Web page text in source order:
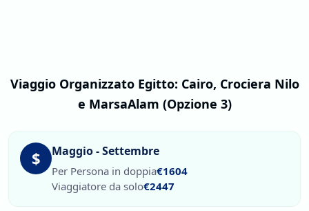
Viaggio Organizzato Egitto: Cairo, Crociera Nilo
e MarsaAlam (Opzione 3)
$ Maggio - Settembre
Per Persona in doppia€1604
Viaggiatore da solo€2447